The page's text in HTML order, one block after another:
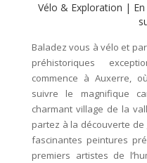
Vélo & Exploration |
Baladez vous à vélo et
préhistoriques
commence à Auxerre,
suivre le magnifique
charmant village de la
partez à la découverte
fascinantes peintures
premiers artistes de